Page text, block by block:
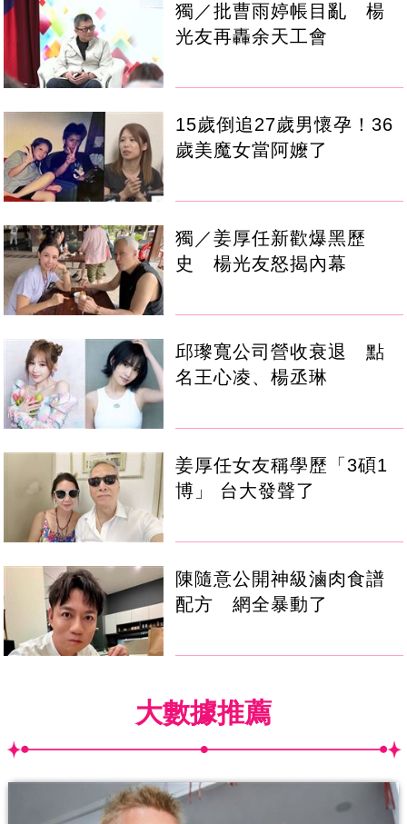
獨／批曹雨婷帳目亂 楊
光友再轟余天工會
15歲倒追27歲男懷孕！36
歲美魔女當阿嬤了
獨／姜厚任新歡爆黑歷
史 楊光友怒揭內幕
邱瓈寬公司營收衰退 點
名王心凌、楊丞琳
姜厚任女友稱學歷「3碩1
博」 台大發聲了
陳隨意公開神級滷肉食譜
配方 網全暴動了
大數據推薦